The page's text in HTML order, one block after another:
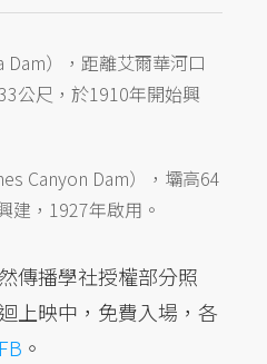
），距離艾爾華河口
公尺，於1910年開始興
Canyon Dam），壩高64
建，1927年啟用。
傳播學社授權部分照
上映中，免費入場，各
FB 。